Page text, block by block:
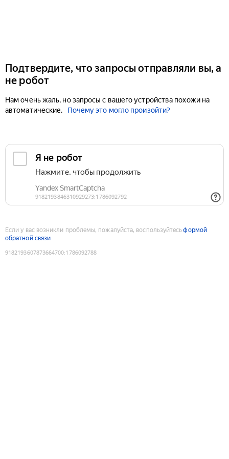
Подтвердите, что запросы отправляли вы, а
не робот
Нам очень жаль, но запросы с вашего устройства похожи на
автоматические.
Почему это могло произойти?
Если у вас возникли проблемы, пожалуйста, воспользуйтесьформой
обратной связи
9182193607873664700:1786092788